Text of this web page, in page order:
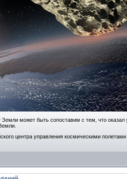
может быть сопоставим с тем, что оказал
центра управления космическими